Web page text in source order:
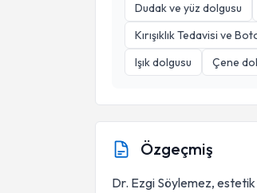
Dudak ve yüz dolgusu
Kırışıklık Tedavisi ve
Işık dolgusu
Çene
Özgeçmiş
Dr. Ezgi Söylemez, estetik